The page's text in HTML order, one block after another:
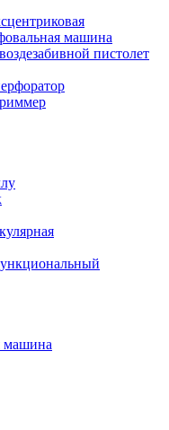
машина
пистолет
машина